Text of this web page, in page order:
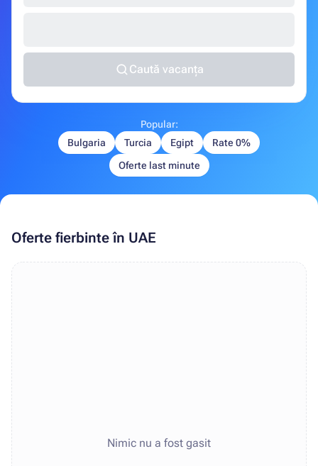
Caută vacanța
Popular:
Bulgaria
Turcia Egipt
Rate 0%
Oferte last minute
Oferte fierbinte în UAE
Nimic nu a fost gasit